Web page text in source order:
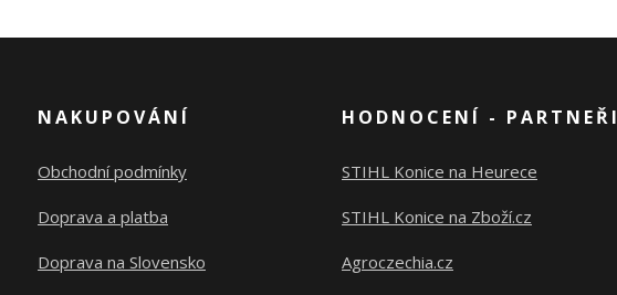
NAKUPOVÁNÍ
Obchodní podmínky
Doprava a platba
Doprava na Slovensko
HODNOCENÍ - PARTNEŘI
STIHL Konice na Heurece
STIHL Konice na Zboží.cz
Agroczechia.cz